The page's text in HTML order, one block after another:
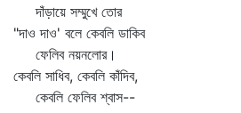
দাঁড়ায়ে সম্মুখে তোর
"দাও দাও' বলে কেবলি ডাকিব
ফেলিব নয়নলোর।
কেবলি সাধিব, কেবলি কাঁদিব,
কেবলি ফেলিব শ্বাস--